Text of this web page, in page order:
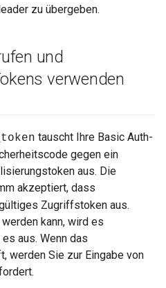
zu übergeben.
und
verwenden
tauscht Ihre Basic Auth-
gegen ein
aus. Die
akzeptiert, dass
Zugriffstoken aus.
kann, wird es
aus. Wenn das
werden Sie zur Eingabe von